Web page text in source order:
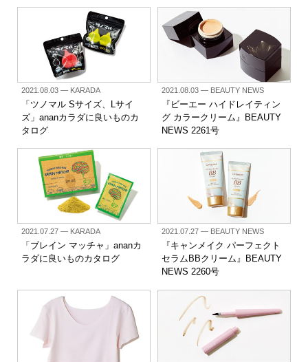
2021.08.03— KARADA
「ツノマル Sサイズ、Lサイ
ズ」ananカラダに良いものカ
タログ
2021.08.03— BEAUTY NEWS
『ビーエー ハイドレイティン
グ カラークリーム』BEAUTY
NEWS 2261号
2021.07.27— KARADA
「ブレイン マッチャ」ananカ
ラダに良いものカタログ
2021.07.27— BEAUTY NEWS
『キャンメイク パーフェクト
セラムBBクリーム』BEAUTY
NEWS 2260号